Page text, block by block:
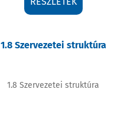
ENGLISH/DEUTSCH
VIDEÓ GALÉRIA
1.8 Szervezetei struktúra
1.8 Szervezetei struktúra